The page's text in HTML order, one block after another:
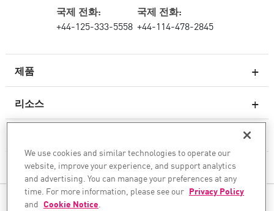
제품
차세대 방화벽
클라우드 네트워크 보안
WAF
리소스
회사
국제 전화:
+44-125-333-5558
국제 전화:
+44-114-478-2845
팔로우하기
We use cookies and similar technologies to operate our
website, improve your experience, and support analytics
and advertising. You can manage your preferences at any
time. For more information, please see our Privacy Policy
and Cookie Notice.